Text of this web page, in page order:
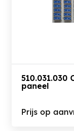
510.031.030
paneel
Prijs op